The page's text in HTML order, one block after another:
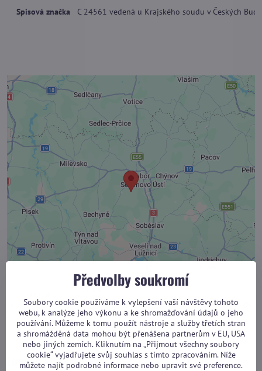
Spisová značka
C 24561 vedená u Krajského soudu v Českých
Externí obsah je blokován Volbami soukromí
Přejete si načíst externí obsah?
Povolit jednou
Povolit a zapamatovat - souhlas s druhem cookie:
Funkční
Otevřít obsah v novém okně
Firemní vzorkovna
Předvolby soukromí
Soubory cookie používáme k vylepšení vaší návštěvy tohoto
webu, k analýze jeho výkonu a ke shromažďování údajů o jeho
používání. Můžeme k tomu použít nástroje a služby třetích stran
a shromážděná data mohou být přenášena partnerům v EU, USA
nebo jiných zemích. Kliknutím na „Přijmout všechny soubory
cookie“ vyjadřujete svůj souhlas s tímto zpracováním. Níže
můžete najít podrobné informace nebo upravit své preference.